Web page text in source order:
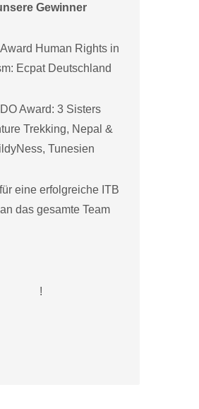
Gewinner
Human Rights in
Ecpat Deutschland
Award: 3 Sisters
Trekking, Nepal &
Tunesien
eine erfolgreiche ITB
das gesamte Team
!